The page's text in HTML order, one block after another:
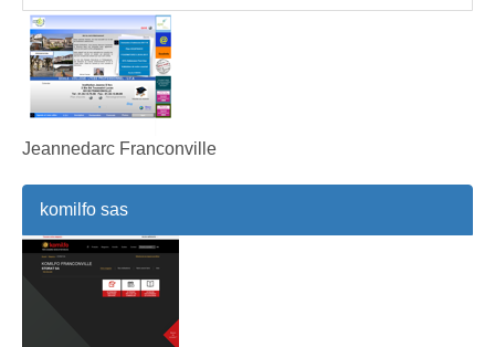
Jeannedarc Franconville
komilfo sas